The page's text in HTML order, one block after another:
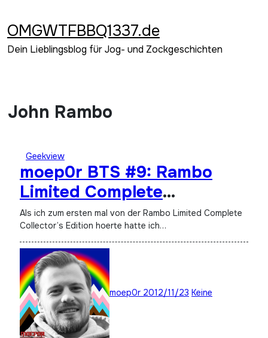
springen
OMGWTFBBQ1337.de
Dein Lieblingsblog für Jog- und Zockgeschichten
John Rambo
Geekview
moep0r BTS #9: Rambo
Limited Complete
Collector’s Edition
Als ich zum ersten mal von der Rambo Limited Complete
Collector’s Edition hoerte hatte ich…
moep0r 2012/11/23 Keine